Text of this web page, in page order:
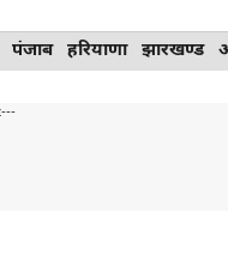
पंजाब हरियाणा झारखण्ड